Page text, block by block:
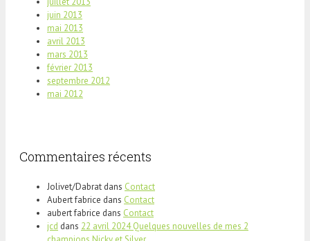
juin 2013
mai 2013
avril 2013
mars 2013
février 2013
septembre 2012
mai 2012
Commentaires récents
Jolivet/Dabrat dans Contact
Aubert fabrice dans Contact
aubert fabrice dans Contact
jcd dans 22 avril 2024 Quelques nouvelles de mes 2